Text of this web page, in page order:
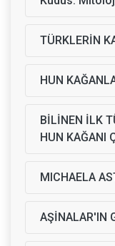
TÜRKLERİN
HUN
BİLİNEN İLK
HUN KAĞANI
MICHAELA
AŞİNALAR'IN